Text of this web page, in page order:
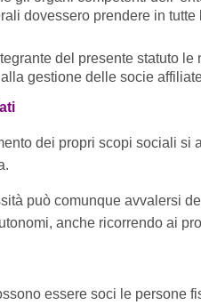
dovessero prendere in
del presente statuto
gestione delle socie
dei propri scopi sociali
può comunque avvalersi
anche ricorrendo ai
essere soci le persone